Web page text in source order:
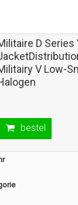
D Series
V Low-
bestel